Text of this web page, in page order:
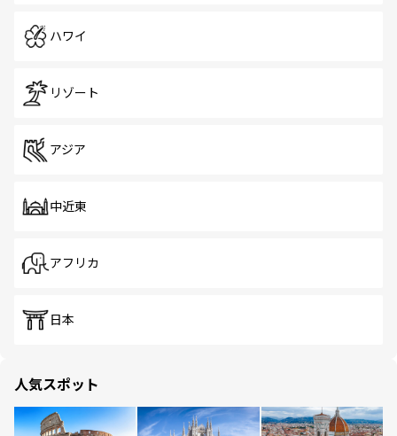
ハワイ
リゾート
アジア
中近東
アフリカ
日本
人気スポット